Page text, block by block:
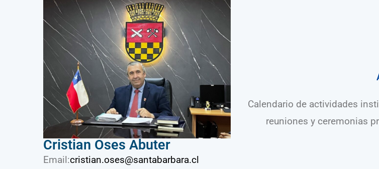
Cristian Oses Abuter
Email:cristian.oses@santabarbara.cl
Calendario de actividades
reuniones y ceremonias